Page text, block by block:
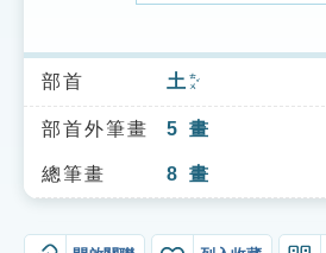
索引選單
知識索引
單字索引
部首 土 ㄊㄨˇ
部首外筆畫 5 畫
總筆畫 8 畫